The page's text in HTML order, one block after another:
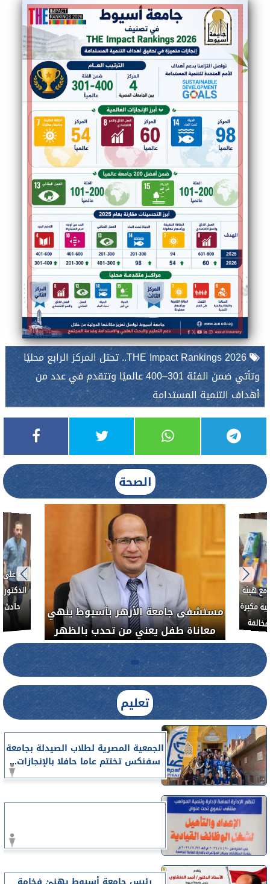
THE Impact Rankings 2026.. تحتل المركز الرابع محليًا
وتأتي ضمن الفئة 301–400 عالميًا وتتقدم في عدد من
أهداف التنمية المستدامة
الصحة
بناءً
حادث
مستشفى جامعة الأزهر بأسيوط ينهي
معاناة طفل يعني من تحدب بالظهر
هيئة
مكبرة
تعليم
الجمعية المصرية لطلاب الصيدلة بجامعة
سفنكس تختتم عاما حافلا بالإنجازات...